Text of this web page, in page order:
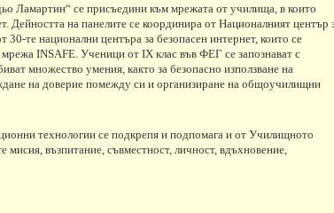
Ламартин“ се присъедини към мрежата от училища, в които
Дейността на панелите се координира от Националният център
те национални центъра за безопасен интернет, които се
мрежа INSAFE. Ученици от IX клас във ФЕГ се запознават с
ват множество умения както за безопасно използване на
на довериепомежду си и организиране на общоучилищни
технологии се подкрепя и подпомага и от Училищното
мисия, възпитание, съвместност, личност, вдъхновение,